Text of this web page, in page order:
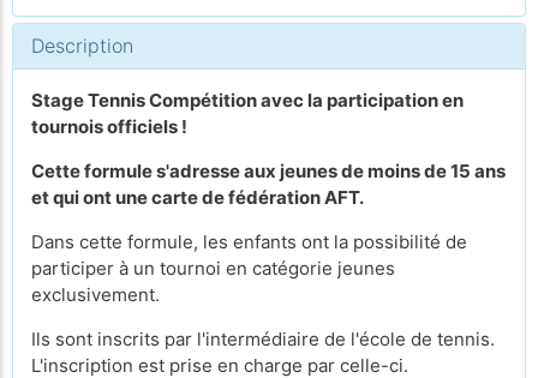
Description
Stage Tennis Compétition avec la participation en
tournois officiels !
Cette formule s'adresse aux jeunes de moins de 15 ans
et qui ont une carte de fédération AFT.
Dans cette formule, les enfants ont la possibilité de
participer à un tournoi en catégorie jeunes
exclusivement.
Ils sont inscrits par l'intermédiaire de l'école de tennis.
L'inscription est prise en charge par celle-ci.